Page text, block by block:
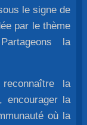
le signe de
par le thème
la
la
encourager la
où la